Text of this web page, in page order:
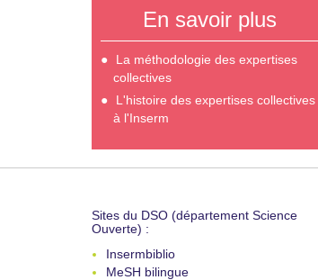
En savoir plus
La méthodologie des expertises
collectives
L'histoire des expertises collectives
à l'Inserm
Sites du DSO (département Science
Ouverte) :
Insermbiblio
MeSH bilingue